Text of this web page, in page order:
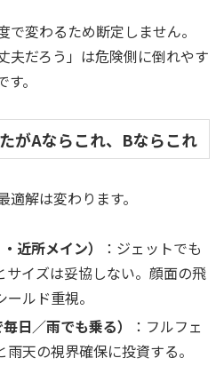
で変わるため断定しません。
夫だろう」は危険側に倒れやす
。
がAならこれ、Bならこれ
解は変わります。
近所メイン）
：ジェットでも
サイズは妥協しない。顔面の飛
ルド重視。
日／雨でも乗る）
：フルフェ
天の視界確保に投資する。